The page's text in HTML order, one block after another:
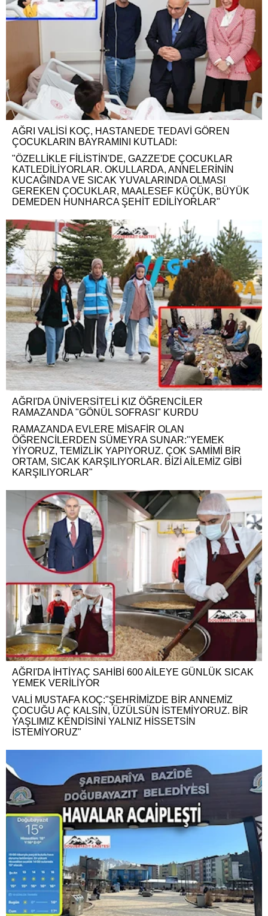
AĞRI VALİSİ KOÇ, HASTANEDE TEDAVİ GÖREN
ÇOCUKLARIN BAYRAMINI KUTLADI:
"ÖZELLİKLE FİLİSTİN'DE, GAZZE'DE ÇOCUKLAR
KATLEDİLİYORLAR. OKULLARDA, ANNELERİNİN
KUCAĞINDA VE SICAK YUVALARINDA OLMASI
GEREKEN ÇOCUKLAR, MAALESEF KÜÇÜK, BÜYÜK
DEMEDEN HUNHARCA ŞEHİT EDİLİYORLAR"
AĞRI'DA ÜNİVERSİTELİ KIZ ÖĞRENCİLER
RAMAZANDA "GÖNÜL SOFRASI" KURDU
RAMAZANDA EVLERE MİSAFİR OLAN
ÖĞRENCİLERDEN SÜMEYRA SUNAR:"YEMEK
YİYORUZ, TEMİZLİK YAPIYORUZ. ÇOK SAMİMİ BİR
ORTAM, SICAK KARŞILIYORLAR. BİZİ AİLEMİZ GİBİ
KARŞILIYORLAR"
AĞRI'DA İHTİYAÇ SAHİBİ 600 AİLEYE GÜNLÜK SICAK
YEMEK VERİLİYOR
VALİ MUSTAFA KOÇ:"ŞEHRİMİZDE BİR ANNEMİZ
ÇOCUĞU AÇ KALSIN, ÜZÜLSÜN İSTEMİYORUZ. BİR
YAŞLIMIZ KENDİSİNİ YALNIZ HİSSETSİN
İSTEMİYORUZ"